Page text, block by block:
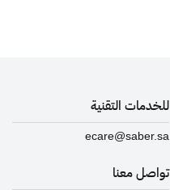
للخدمات التقنية
ecare@saber.sa
تواصل معنا